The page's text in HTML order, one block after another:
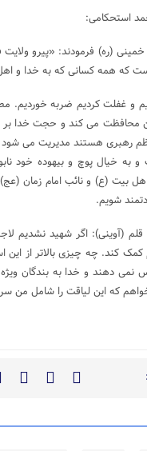
استحکامی:
(ره) فرمودند: «پیرو
که همه کسانی که به خدا و اهل
و غفلت کردیم ضربه خوردیم.
محافظت می کند و حجت خدا بر
رهبری هستند مدیریت می شود و
و به خیال پوچ و بیهوده خود
بیت (ع) و نائب امام زمان
شویم.
(آوینی): اگر شهید نشدیم
کمک کند. چه چیزی بالاتر از
نمی دهند و خدا به بندگان
که این لیاقت را شامل من سر